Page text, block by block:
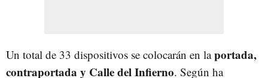
Un total de 33 dispositivos se colocarán en laportada,
contraportada y Calle del Infierno. Según ha